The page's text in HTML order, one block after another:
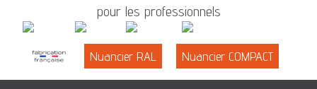
pour les professionnels
Nuancier RAL Nuancier COMPACT